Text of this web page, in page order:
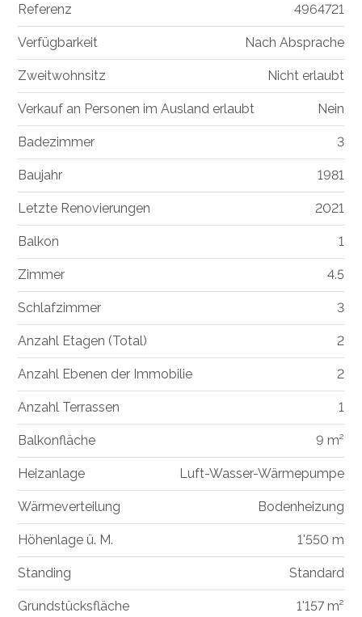
Referenz 4964721
Verfügbarkeit Nach Absprache
Zweitwohnsitz Nicht erlaubt
Verkauf an Personen im Ausland erlaubt Nein
Badezimmer 3
Baujahr 1981
Letzte Renovierungen 2021
Balkon 1
Zimmer 4.5
Schlafzimmer 3
Anzahl Etagen (Total) 2
Anzahl Ebenen der Immobilie 2
Anzahl Terrassen 1
Balkonfläche 9 m²
Heizanlage Luft-Wasser-Wärmepumpe
Wärmeverteilung Bodenheizung
Höhenlage ü. M. 1'550 m
Standing Standard
Grundstücksfläche 1'157 m²